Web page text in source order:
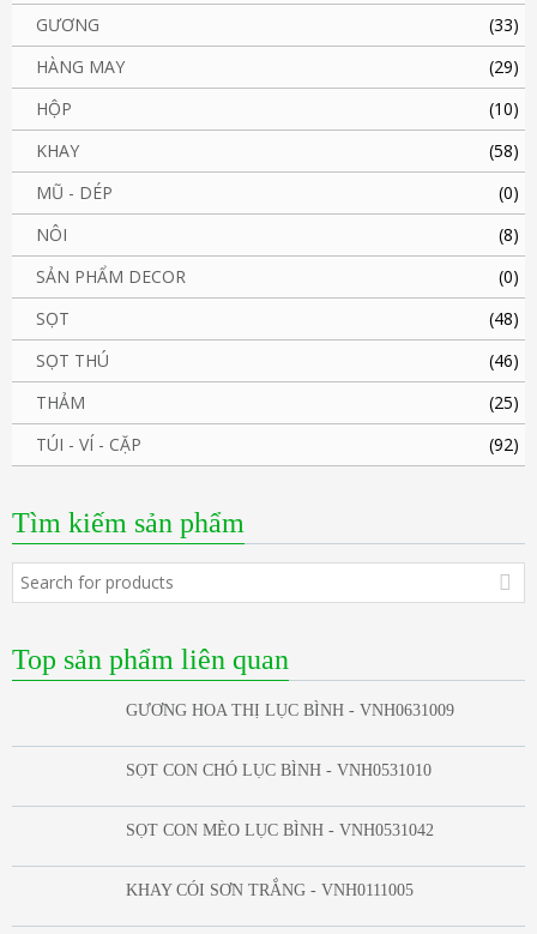
GƯƠNG
(33)
HÀNG MAY
(29)
HỘP
(10)
KHAY
(58)
MŨ - DÉP
(0)
NÔI
(8)
SẢN PHẨM DECOR
(0)
SỌT
(48)
SỌT THÚ
(46)
THẢM
(25)
TÚI - VÍ - CẶP
(92)
Tìm kiếm sản phẩm
Top sản phẩm liên quan
GƯƠNG HOA THỊ LỤC BÌNH - VNH0631009
SỌT CON CHÓ LỤC BÌNH - VNH0531010
SỌT CON MÈO LỤC BÌNH - VNH0531042
KHAY CÓI SƠN TRẮNG - VNH0111005